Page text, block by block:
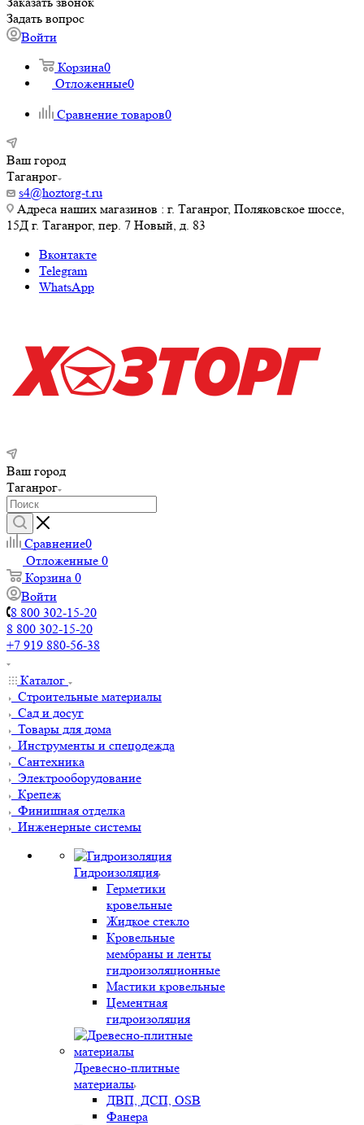
Задать вопрос
Войти
Корзина0
Отложенные0
Сравнение товаров0
Ваш город
Таганрог
s4@hoztorg-t.ru
Адреса наших магазинов : г. Таганрог, Поляковское шоссе,
15Д г. Таганрог, пер. 7 Новый, д. 83
Вконтакте
Telegram
WhatsApp
Ваш город
Таганрог
Сравнение0
Отложенные 0
Корзина 0
Войти
8 800 302-15-20
8 800 302-15-20
+7 919 880-56-38
Каталог
Строительные материалы
Сад и досуг
Товары для дома
Инструменты и спецодежда
Сантехника
Электрооборудование
Крепеж
Финишная отделка
Инженерные системы
Гидроизоляция
Герметики
кровельные
Жидкое стекло
Кровельные
мембраны и ленты
гидроизоляционные
Мастики кровельные
Цементная
гидроизоляция
Древесно-плитные
материалы
ДВП, ДСП, OSB
Фанера